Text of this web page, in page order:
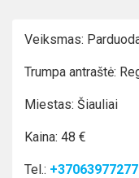
Veiksmas:
Trumpa antraštė:
Miestas: Šiauliai
Kaina: 48 €
Tel.: +37063977277